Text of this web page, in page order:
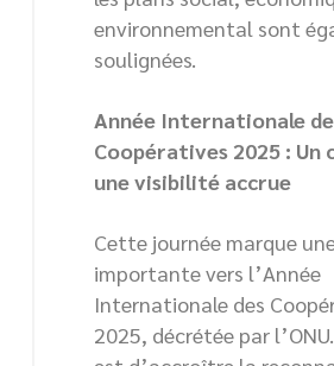
environnemental sont
soulignées.
Année Internationale
Coopératives 2025 : Un
une visibilité accrue
Cette journée marque
importante vers l’Année
Internationale des
2025, décrétée par